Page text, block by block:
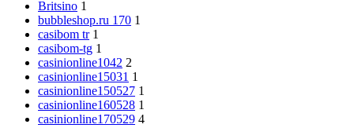
Britsino 1
bubbleshop.ru 170 1
casibom tr 1
casibom-tg 1
casinionline1042 2
casinionline15031 1
casinionline150527 1
casinionline160528 1
casinionline170529 4